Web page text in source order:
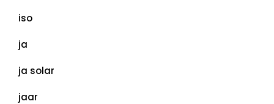
iso
ja
ja solar
jaar